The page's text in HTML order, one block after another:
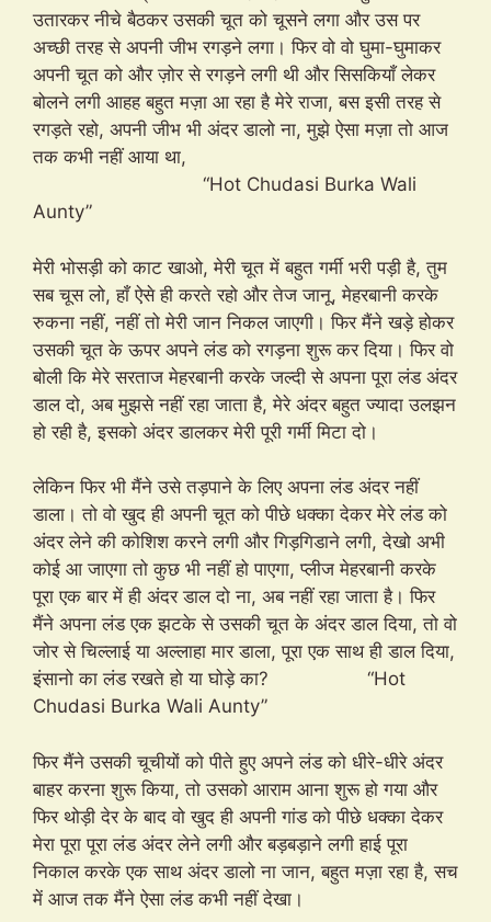
उतारकर नीचे बैठकर उसकी चूत को चूसने लगा और उस पर
अच्छी तरह से अपनी जीभ रगड़ने लगा। फिर वो वो घुमा-घुमाकर
अपनी चूत को और ज़ोर से रगड़ने लगी थी और सिसकियाँ लेकर
बोलने लगी आहह बहुत मज़ा आ रहा है मेरे राजा, बस इसी तरह से
रगड़ते रहो, अपनी जीभ भी अंदर डालो ना, मुझे ऐसा मज़ा तो आज
तक कभी नहीं आया था,
“Hot Chudasi Burka Wali
Aunty”
मेरी भोसड़ी को काट खाओ, मेरी चूत में बहुत गर्मी भरी पड़ी है, तुम
सब चूस लो, हाँ ऐसे ही करते रहो और तेज जानू, मेहरबानी करके
रुकना नहीं, नहीं तो मेरी जान निकल जाएगी। फिर मैंने खड़े होकर
उसकी चूत के ऊपर अपने लंड को रगड़ना शुरू कर दिया। फिर वो
बोली कि मेरे सरताज मेहरबानी करके जल्दी से अपना पूरा लंड अंदर
डाल दो, अब मुझसे नहीं रहा जाता है, मेरे अंदर बहुत ज्यादा उलझन
हो रही है, इसको अंदर डालकर मेरी पूरी गर्मी मिटा दो।
लेकिन फिर भी मैंने उसे तड़पाने के लिए अपना लंड अंदर नहीं
डाला। तो वो खुद ही अपनी चूत को पीछे धक्का देकर मेरे लंड को
अंदर लेने की कोशिश करने लगी और गिड़गिडाने लगी, देखो अभी
कोई आ जाएगा तो कुछ भी नहीं हो पाएगा, प्लीज मेहरबानी करके
पूरा एक बार में ही अंदर डाल दो ना, अब नहीं रहा जाता है। फिर
मैंने अपना लंड एक झटके से उसकी चूत के अंदर डाल दिया, तो वो
जोर से चिल्लाई या अल्लाहा मार डाला, पूरा एक साथ ही डाल दिया,
इंसानो का लंड रखते हो या घोड़े का? “Hot
Chudasi Burka Wali Aunty”
फिर मैंने उसकी चूचीयों को पीते हुए अपने लंड को धीरे-धीरे अंदर
बाहर करना शुरू किया, तो उसको आराम आना शुरू हो गया और
फिर थोड़ी देर के बाद वो खुद ही अपनी गांड को पीछे धक्का देकर
मेरा पूरा पूरा लंड अंदर लेने लगी और बड़बड़ाने लगी हाई पूरा
निकाल करके एक साथ अंदर डालो ना जान, बहुत मज़ा रहा है, सच
में आज तक मैंने ऐसा लंड कभी नहीं देखा।